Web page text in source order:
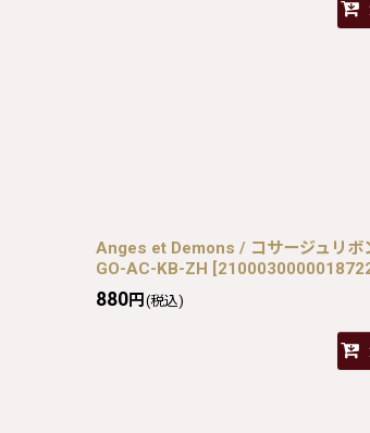
Anges et Demons / コサージュリボ
GO-AC-KB-ZH [
880円 (税込)